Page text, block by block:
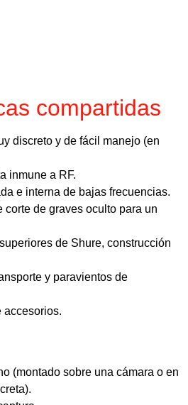
compartidas
discreto y de fácil manejo (en
inmune a RF.
e interna de bajas frecuencias.
corte de graves oculto para un
de Shure, construcción
y paravientos de
accesorios.
(montado sobre una cámara o en